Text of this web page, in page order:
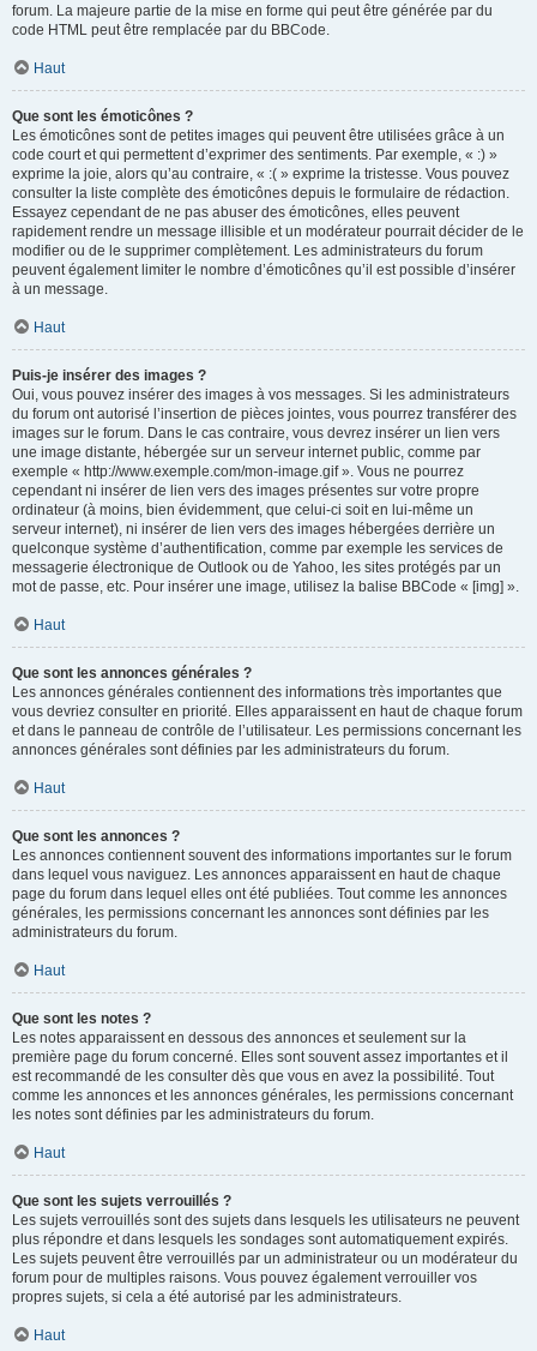
forum. La majeure partie de la mise en forme qui peut être générée par du
code HTML peut être remplacée par du BBCode.
Haut
Que sont les émoticônes ?
Les émoticônes sont de petites images qui peuvent être utilisées grâce à un
code court et qui permettent d’exprimer des sentiments. Par exemple, « :) »
exprime la joie, alors qu’au contraire, « :( » exprime la tristesse. Vous pouvez
consulter la liste complète des émoticônes depuis le formulaire de rédaction.
Essayez cependant de ne pas abuser des émoticônes, elles peuvent
rapidement rendre un message illisible et un modérateur pourrait décider de le
modifier ou de le supprimer complètement. Les administrateurs du forum
peuvent également limiter le nombre d’émoticônes qu’il est possible d’insérer
à un message.
Haut
Puis-je insérer des images ?
Oui, vous pouvez insérer des images à vos messages. Si les administrateurs
du forum ont autorisé l’insertion de pièces jointes, vous pourrez transférer des
images sur le forum. Dans le cas contraire, vous devrez insérer un lien vers
une image distante, hébergée sur un serveur internet public, comme par
exemple « http://www.exemple.com/mon-image.gif ». Vous ne pourrez
cependant ni insérer de lien vers des images présentes sur votre propre
ordinateur (à moins, bien évidemment, que celui-ci soit en lui-même un
serveur internet), ni insérer de lien vers des images hébergées derrière un
quelconque système d’authentification, comme par exemple les services de
messagerie électronique de Outlook ou de Yahoo, les sites protégés par un
mot de passe, etc. Pour insérer une image, utilisez la balise BBCode « [img] ».
Haut
Que sont les annonces générales ?
Les annonces générales contiennent des informations très importantes que
vous devriez consulter en priorité. Elles apparaissent en haut de chaque forum
et dans le panneau de contrôle de l’utilisateur. Les permissions concernant les
annonces générales sont définies par les administrateurs du forum.
Haut
Que sont les annonces ?
Les annonces contiennent souvent des informations importantes sur le forum
dans lequel vous naviguez. Les annonces apparaissent en haut de chaque
page du forum dans lequel elles ont été publiées. Tout comme les annonces
générales, les permissions concernant les annonces sont définies par les
administrateurs du forum.
Haut
Que sont les notes ?
Les notes apparaissent en dessous des annonces et seulement sur la
première page du forum concerné. Elles sont souvent assez importantes et il
est recommandé de les consulter dès que vous en avez la possibilité. Tout
comme les annonces et les annonces générales, les permissions concernant
les notes sont définies par les administrateurs du forum.
Haut
Que sont les sujets verrouillés ?
Les sujets verrouillés sont des sujets dans lesquels les utilisateurs ne peuvent
plus répondre et dans lesquels les sondages sont automatiquement expirés.
Les sujets peuvent être verrouillés par un administrateur ou un modérateur du
forum pour de multiples raisons. Vous pouvez également verrouiller vos
propres sujets, si cela a été autorisé par les administrateurs.
Haut